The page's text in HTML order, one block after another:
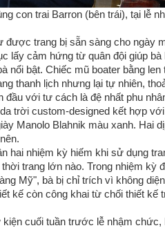
con trai Barron (bên trái), tại lễ
được trang bị sẵn sàng cho ngày
lấy cảm hứng từ quân đội giúp
nổi bật. Chiếc mũ boater bằng
thanh lịch nhưng lại tự nhiên,
đầu với tư cách là đệ nhất phu
trời custom-designed kết hợp
Manolo Blahnik màu xanh. Hai
hai nhiệm kỳ hiếm khi sử dụng
trang lớn nào. Trong nhiệm kỳ
Mỹ", bà bị chỉ trích vì không
kế còn công khai từ chối thiết kế
cuối tuần trước lễ nhậm